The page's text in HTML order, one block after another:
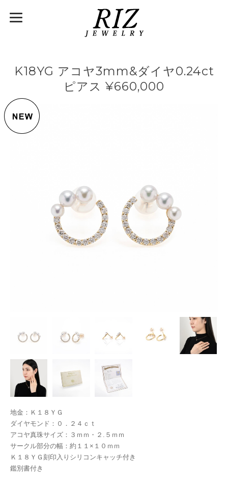
K18YG アコヤ3mm&ダイヤ0.24ct
ピアス ¥660,000
地金：Ｋ１８ＹＧ
ダイヤモンド：０．２４ｃｔ
アコヤ真珠サイズ：３ｍｍ・２.５ｍｍ
サークル部分の幅：約１１×１０ｍｍ
Ｋ１８ＹＧ刻印入りシリコンキャッチ付き
鑑別書付き